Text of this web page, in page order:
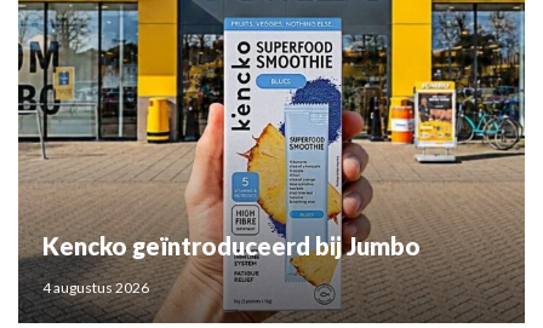
Kencko geïntroduceerd bij Jumbo
4 augustus 2026